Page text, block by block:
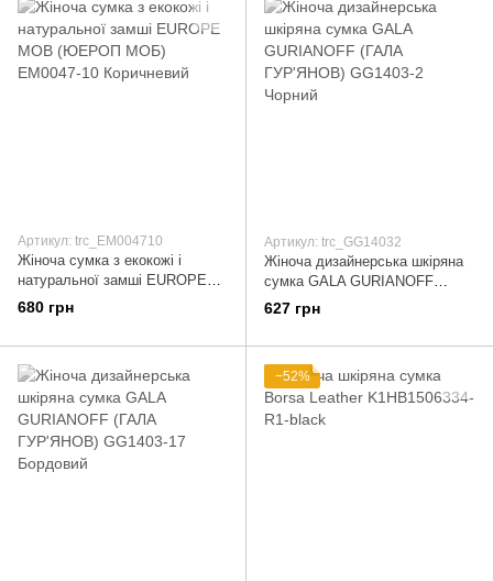
Артикул: trc_EM004710
Жіноча сумка з екокожі і
натуральної замші EUROPE
MOB (ЮЕРОП МОБ) EM0047-
10 Коричневий
680 грн
Артикул: trc_GG14032
Жіноча дизайнерська шкіряна
сумка GALA GURIANOFF
(ГАЛА ГУР'ЯНОВ) GG1403-2
Чорний
627 грн
−52%